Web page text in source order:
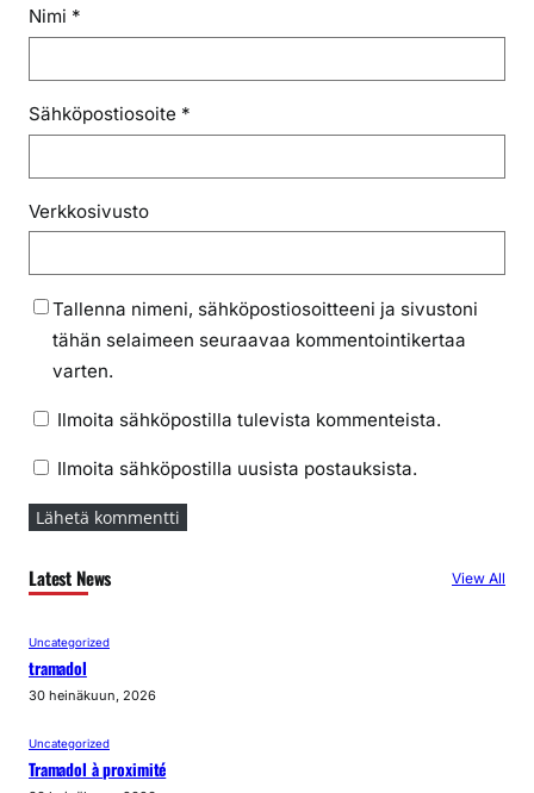
Nimi *
Sähköpostiosoite *
Verkkosivusto
Tallenna nimeni, sähköpostiosoitteeni ja sivustoni
tähän selaimeen seuraavaa kommentointikertaa
varten.
Ilmoita sähköpostilla tulevista kommenteista.
Ilmoita sähköpostilla uusista postauksista.
Latest News View All
Uncategorized
tramadol
30 heinäkuun, 2026
Uncategorized
Tramadol à proximité